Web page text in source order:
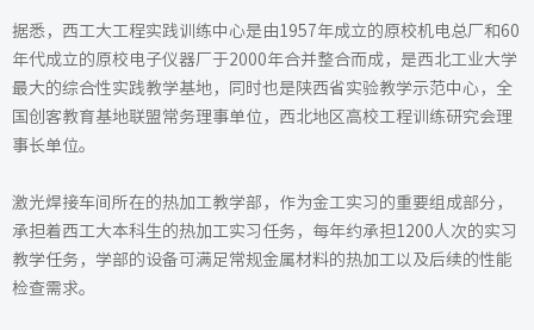
据悉，西工大工程实践训练中心是由1957年成立的原校机电总厂和60
年代成立的原校电子仪器厂于2000年合并整合而成，是西北工业大学
最大的综合性实践教学基地，同时也是陕西省实验教学示范中心，全
国创客教育基地联盟常务理事单位，西北地区高校工程训练研究会理
事长单位。
激光焊接车间所在的热加工教学部，作为金工实习的重要组成部分，
承担着西工大本科生的热加工实习任务，每年约承担1200人次的实习
教学任务，学部的设备可满足常规金属材料的热加工以及后续的性能
检查需求。